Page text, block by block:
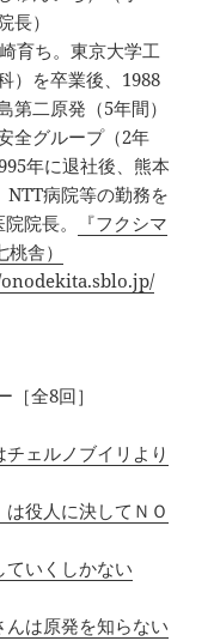
長）
育ち。東京大学工
）を卒業後、1988
第二原発（5年間）
全グループ（2年
年に退社後、熊本
NTT病院等の勤務を
院長。
『フクシマ
舎）
全8回］
チェルノブイリより
は役人に決してＮＯ
ていくしかない
んは原発を知らない